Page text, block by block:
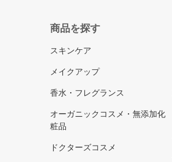
商品を探す
スキンケア
メイクアップ
香水・フレグランス
オーガニックコスメ・無添加化
粧品
ドクターズコスメ